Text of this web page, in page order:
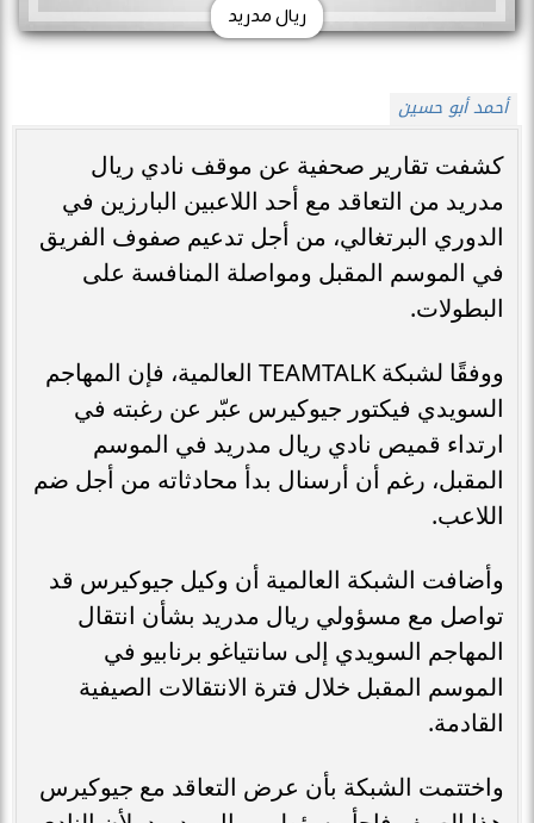
ريال مدريد
أحمد أبو حسين
كشفت تقارير صحفية عن موقف نادي ريال
مدريد من التعاقد مع أحد اللاعبين البارزين في
الدوري البرتغالي، من أجل تدعيم صفوف الفريق
في الموسم المقبل ومواصلة المنافسة على
البطولات.
ووفقًا لشبكة TEAMTALK العالمية، فإن المهاجم
السويدي فيكتور جيوكيرس عبّر عن رغبته في
ارتداء قميص نادي ريال مدريد في الموسم
المقبل، رغم أن أرسنال بدأ محادثاته من أجل ضم
اللاعب.
وأضافت الشبكة العالمية أن وكيل جيوكيرس قد
تواصل مع مسؤولي ريال مدريد بشأن انتقال
المهاجم السويدي إلى سانتياغو برنابيو في
الموسم المقبل خلال فترة الانتقالات الصيفية
القادمة.
واختتمت الشبكة بأن عرض التعاقد مع جيوكيرس